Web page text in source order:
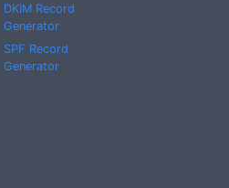
DKIM Record
Generator
SPF Record
Generator